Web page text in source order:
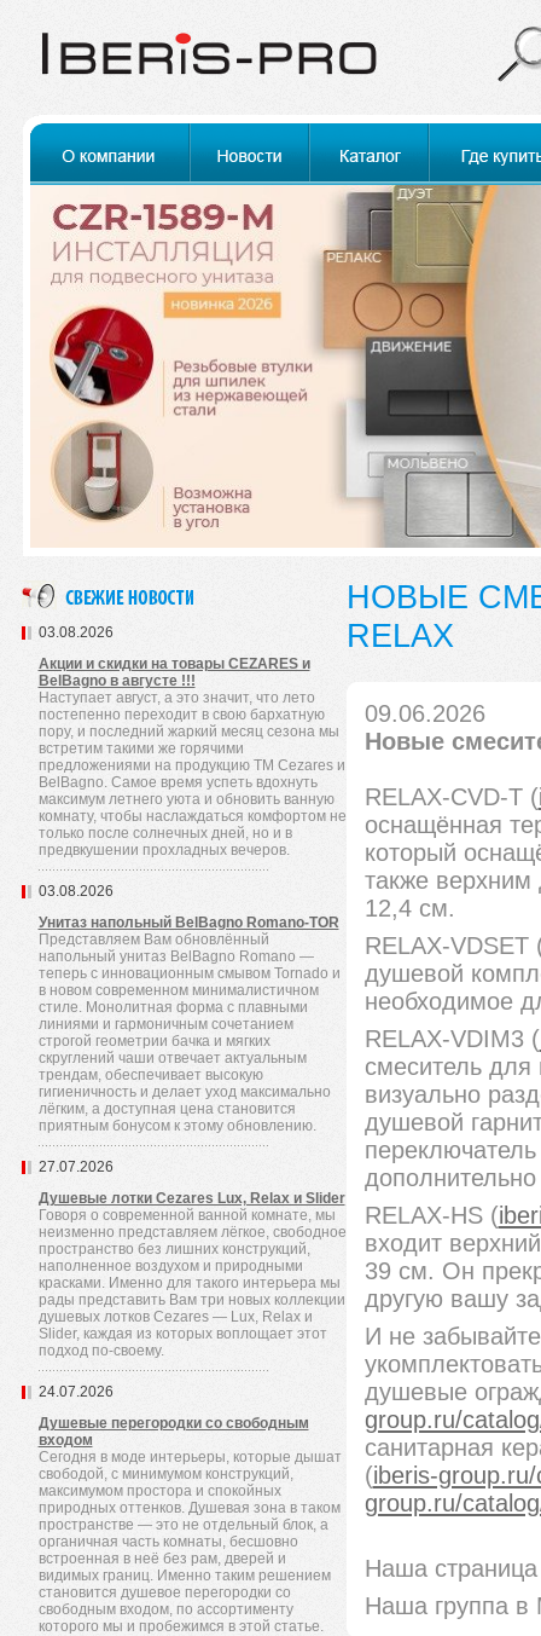
03.08.2026
Акции и скидки на товары CEZARES и
BelBagno в августе !!!
Наступает август, а это значит, что лето
постепенно переходит в свою бархатную
пору, и последний жаркий месяц сезона мы
встретим такими же горячими
предложениями на продукцию TM Cezares и
BelBagno. Самое время успеть вдохнуть
максимум летнего уюта и обновить ванную
комнату, чтобы наслаждаться комфортом не
только после солнечных дней, но и в
предвкушении прохладных вечеров.
03.08.2026
Унитаз напольный BelBagno Romano-TOR
Представляем Вам обновлённый
напольный унитаз BelBagno Romano —
теперь с инновационным смывом Tornado и
в новом современном минималистичном
стиле. Монолитная форма с плавными
линиями и гармоничным сочетанием
строгой геометрии бачка и мягких
скруглений чаши отвечает актуальным
трендам, обеспечивает высокую
гигиеничность и делает уход максимально
лёгким, а доступная цена становится
приятным бонусом к этому обновлению.
27.07.2026
Душевые лотки Cezares Lux, Relax и Slider
Говоря о современной ванной комнате, мы
неизменно представляем лёгкое, свободное
пространство без лишних конструкций,
наполненное воздухом и природными
красками. Именно для такого интерьера мы
рады представить Вам три новых коллекции
душевых лотков Cezares — Lux, Relax и
Slider, каждая из которых воплощает этот
подход по-своему.
24.07.2026
Душевые перегородки со свободным
входом
Сегодня в моде интерьеры, которые дышат
свободой, с минимумом конструкций,
максимумом простора и спокойных
природных оттенков. Душевая зона в таком
пространстве — это не отдельный блок, а
органичная часть комнаты, бесшовно
встроенная в неё без рам, дверей и
видимых границ. Именно таким решением
становится душевое перегородки со
свободным входом, по ассортименту
которого мы и пробежимся в этой статье.
НОВЫЕ
RELAX
09.06.2026
Новые
RELAX-CVD-T (
оснащённая
который
также
12,4 см.
RELAX-VDSET
душевой
необходимое
RELAX-VDIM3 (
смеситель
визуально
душевой
RELAX-HS (
входит
39 см. Он
другую вашу
И не
душевые
group.ru/
санитарная
(iberis-
group.ru/
Наша
Наша группа